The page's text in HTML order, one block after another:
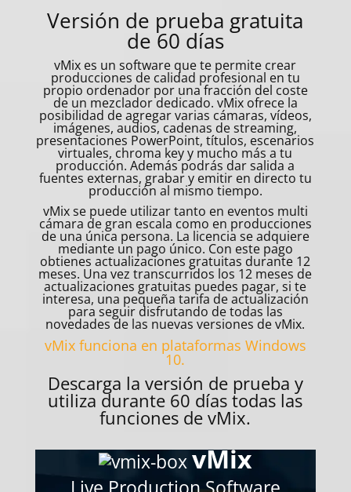
Versión de prueba gratuita
de 60 días
vMix es un software que te permite crear
producciones de calidad profesional en tu
propio ordenador por una fracción del coste
de un mezclador dedicado. vMix ofrece la
posibilidad de agregar varias cámaras, vídeos,
imágenes, audios, cadenas de streaming,
presentaciones PowerPoint, títulos, escenarios
virtuales, chroma key y mucho más a tu
producción. Además podrás dar salida a
fuentes externas, grabar y emitir en directo tu
producción al mismo tiempo.
vMix se puede utilizar tanto en eventos multi
cámara de gran escala como en producciones
de una única persona. La licencia se adquiere
mediante un pago único. Con este pago
obtienes actualizaciones gratuitas durante 12
meses. Una vez transcurridos los 12 meses de
actualizaciones gratuitas puedes pagar, si te
interesa, una pequeña tarifa de actualización
para seguir disfrutando de todas las
novedades de las nuevas versiones de vMix.
vMix funciona en plataformas Windows
10.
Descarga la versión de prueba y
utiliza durante 60 días todas las
funciones de vMix.
vMix